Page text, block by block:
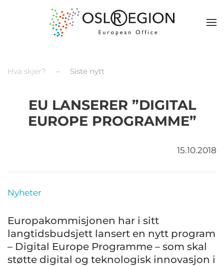
Hva skjer? Siste nytt
EU LANSERER ”DIGITAL
EUROPE PROGRAMME”
15.10.2018
Nyheter
Europakommisjonen har i sitt
langtidsbudsjett lansert en nytt program
– Digital Europe Programme – som skal
støtte digital og teknologisk innovasjon i